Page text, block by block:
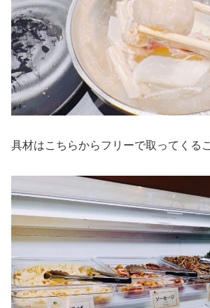
具材はこちらからフリーで取ってくる